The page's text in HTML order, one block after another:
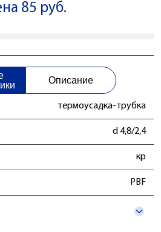
85 руб.
Описание
термоусадка-трубка
d 4,8/2,4
кр
PBF